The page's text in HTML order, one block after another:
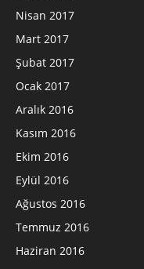
Nisan 2017
Mart 2017
Şubat 2017
Ocak 2017
Aralık 2016
Kasım 2016
Ekim 2016
Eylül 2016
Ağustos 2016
Temmuz 2016
Haziran 2016